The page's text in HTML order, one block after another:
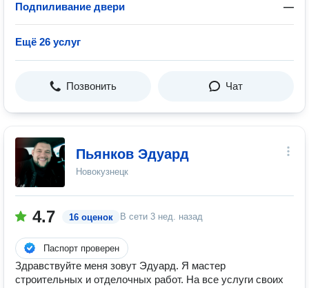
Подпиливание двери —
Ещё 26 услуг
Позвонить Чат
Пьянков Эдуард
Новокузнецк
4.7 16 оценок В сети 3 нед. назад
Паспорт проверен
Здравствуйте меня зовут Эдуард. Я мастер
строительных и отделочных работ. На все услуги своих